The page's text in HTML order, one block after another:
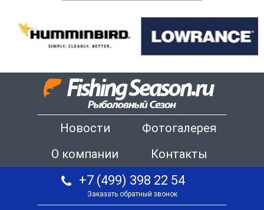
Новости
Фотогалерея
О компании
Контакты
+7 (499) 398 22 54
Заказать обратный звонок